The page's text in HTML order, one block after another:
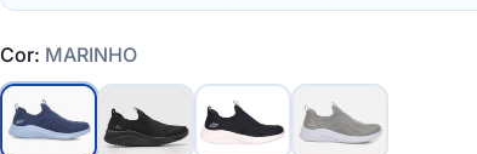
Cor: MARINHO